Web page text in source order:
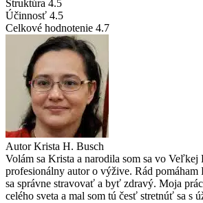
Štruktúra 4.5
Účinnosť 4.5
Celkové hodnotenie 4.7
Autor Krista H. Busch
Volám sa Krista a narodila som sa vo Veľkej
profesionálny autor o výžive. Rád
sa správne stravovať a byť zdravý. Moja
celého sveta a mal som tú česť stretnúť sa s